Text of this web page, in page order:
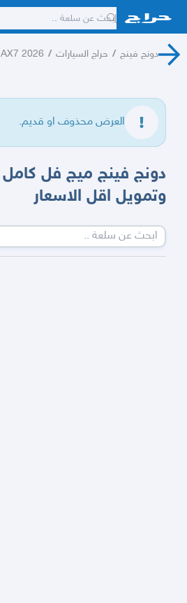
دونج فينج / حراج السيارات /
AX7 2026
العرض محذوف او قديم.
وتمويل اقل الاسعار